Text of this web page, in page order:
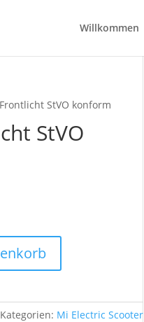
Willkommen
StVO konform
StVO
Kategorien: Mi Electric Scooter